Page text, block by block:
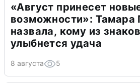
«Август принесет
возможности»: Тамара
назвала, кому из
улыбнется удача
8 августа 5